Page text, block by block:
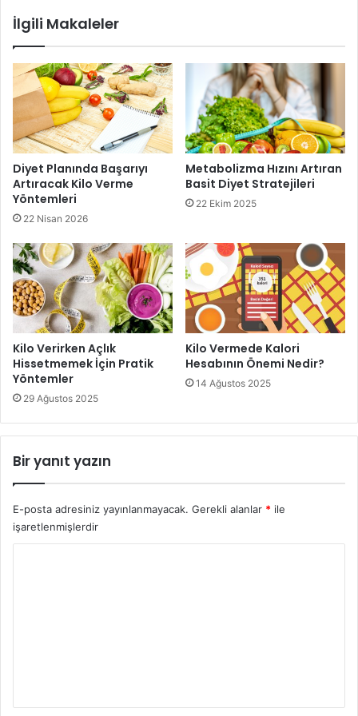
Hızlı ve sağlıklı kilo verme
İlgili Makaleler
Diyet Planında Başarıyı
Artıracak Kilo Verme
Yöntemleri
22 Nisan 2026
Metabolizma Hızını Artıran
Basit Diyet Stratejileri
22 Ekim 2025
Kilo Verirken Açlık
Hissetmemek İçin Pratik
Yöntemler
29 Ağustos 2025
Kilo Vermede Kalori
Hesabının Önemi Nedir?
14 Ağustos 2025
Bir yanıt yazın
E-posta adresiniz yayınlanmayacak. Gerekli alanlar * ile
işaretlenmişlerdir